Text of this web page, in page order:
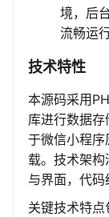
境，后
流畅运
技术特性
本源码采用
库进行数据
于微信小程
载。技术架
与界面，代码
关键技术特